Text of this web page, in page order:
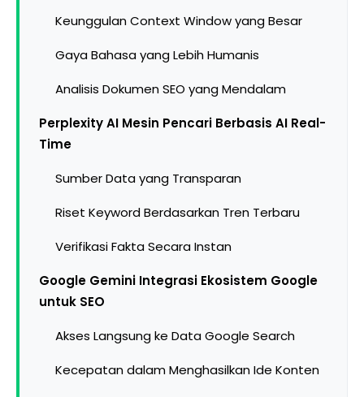
Keunggulan Context Window yang Besar
Gaya Bahasa yang Lebih Humanis
Analisis Dokumen SEO yang Mendalam
Perplexity AI Mesin Pencari Berbasis AI Real-
Time
Sumber Data yang Transparan
Riset Keyword Berdasarkan Tren Terbaru
Verifikasi Fakta Secara Instan
Google Gemini Integrasi Ekosistem Google
untuk SEO
Akses Langsung ke Data Google Search
Kecepatan dalam Menghasilkan Ide Konten